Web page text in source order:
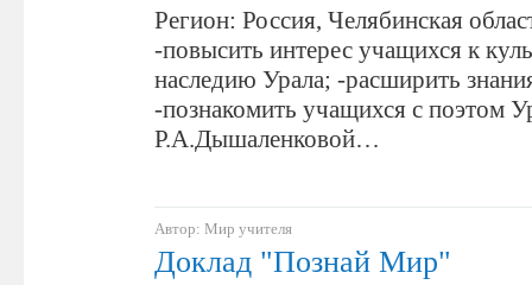
Регион: Россия, Челябинская
-повысить интерес учащихся к
наследию Урала; -расширить
-познакомить учащихся с поэтом
Р.А.Дышаленковой…
Автор: Мир учителя
Доклад "Познай Мир"